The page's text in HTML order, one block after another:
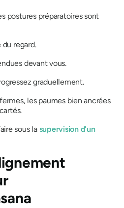
postures préparatoires sont
regard.
devant vous.
graduellement.
les paumes bien ancrées
sous la supervision d'un